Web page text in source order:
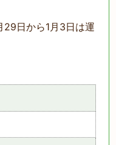
29日から1月3日は運